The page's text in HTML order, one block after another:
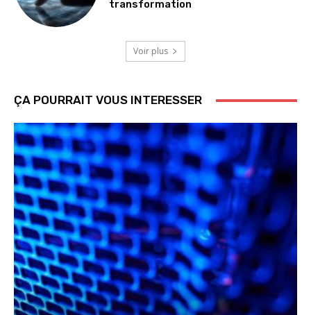
transformation
Voir plus
ÇA POURRAIT VOUS INTERESSER